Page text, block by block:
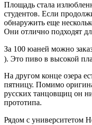
Площадь стала
студентов. Если
обнаружить еще
Они отлично подходят
За 100 юаней можно
). Это пиво в высокой
На другом конце озера
пятницу. Помимо
русских танцовщиц он
прототипа.
Рядом с университетом